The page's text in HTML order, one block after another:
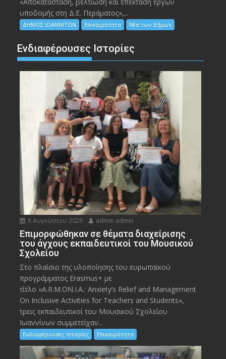
υποδομής στη Δ.Ε. Περάματος»,...
ΔΗΜΟΣ ΙΩΑΝΝΙΤΩΝ Επικαιρότητα Νέα των Δήμων
Ενδιαφέρουσες Ιστορίες
6 Αυγούστου 2026 admin admin
Eπιμορφώθηκαν σε θέματα διαχείρισης
του άγχους εκπαιδευτικοί του Μουσικού
Σχολείου
Στο πλαίσιο της υλοποίησης του ευρωπαϊκού
προγράμματος Erasmus+ με
τίτλο «A.R.M.ON.I.A.: Anxiety’s Relief and Management
On Inclusive Activities for Teachers and Students»,
τρεις εκπαιδευτικοί του Μουσικού Σχολείου
Ιωαννίνων συμμετείχαν...
Ενδιαφέρουσες Ιστορίες Επικαιρότητα